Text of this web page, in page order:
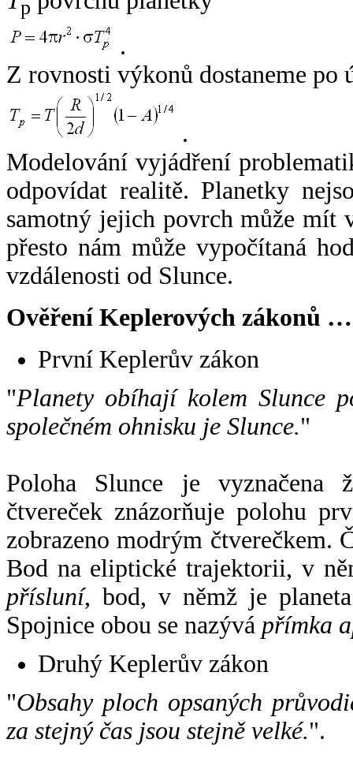
p
.
Z rovnosti výkonů dostaneme po
.
Modelování vyjádření
odpovídat realitě. Planetky
samotný jejich povrch může mít
přesto nám může vypočítaná
vzdálenosti od Slunce.
Ověření Keplerových zákonů …
První Keplerův zákon
"Planety obíhají kolem Slunce
společném ohnisku je Slunce."
Poloha Slunce je vyznačena
čtvereček znázorňuje polohu
zobrazeno modrým čtverečkem.
Bod na eliptické trajektorii, v
přísluní, bod, v němž je
Spojnice obou se nazývá přímka
Druhý Keplerův zákon
"Obsahy ploch opsaných
za stejný čas jsou stejně velké.".